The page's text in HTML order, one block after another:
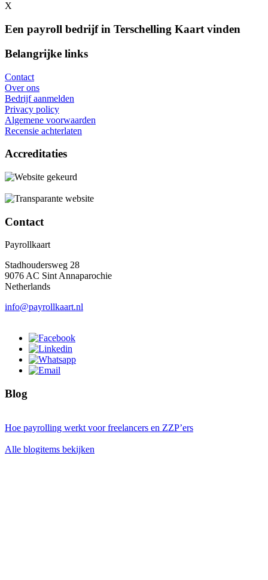
X
Een payroll bedrijf in Terschelling Kaart vinden
Belangrijke links
Contact
Over ons
Bedrijf aanmelden
Privacy policy
Algemene voorwaarden
Recensie achterlaten
Accreditaties
Contact
Payrollkaart
Stadhoudersweg 28
9076 AC Sint Annaparochie
Netherlands
info@payrollkaart.nl
Blog
Hoe payrolling werkt voor freelancers en ZZP’ers
Alle blogitems bekijken